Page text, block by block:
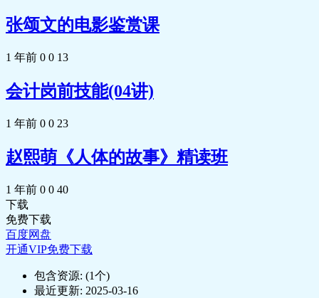
张颂文的电影鉴赏课
1 年前 0 0 13
会计岗前技能(04讲)
1 年前 0 0 23
赵熙萌《人体的故事》精读班
1 年前 0 0 40
下载
免费下载
百度网盘
开通VIP免费下载
包含资源: (1个)
最近更新: 2025-03-16